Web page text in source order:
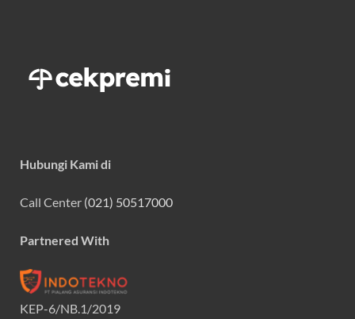
Hubungi Kami di
Call Center (021) 50517000
Partnered With
KEP-6/NB.1/2019